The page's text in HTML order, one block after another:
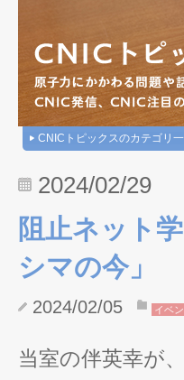
CNICトピックスのカテゴリ
2024/02/29
阻止ネット
シマの今」
2024/02/05 イベ
当室の伴英幸が